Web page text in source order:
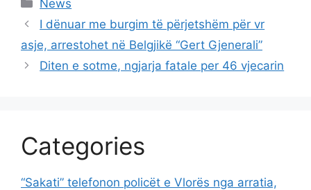
News
I dënuar me burgim të përjetshëm për vr
asje, arrestohet në Belgjikë “Gert Gjenerali”
Diten e sotme, ngjarja fatale per 46 vjecarin
Categories
“Sakati” telefonon policët e Vlorës nga arratia,